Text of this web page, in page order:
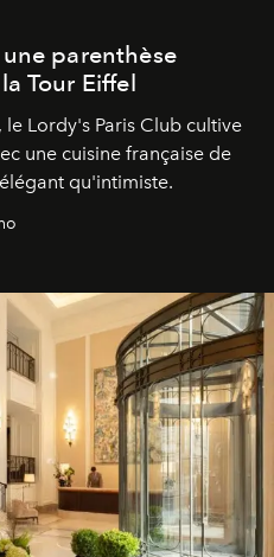
parenthèse
Tour Eiffel
Lordy's Paris Club cultive
une cuisine française de
qu'intimiste.